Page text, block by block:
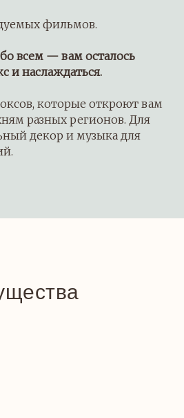
фильмов.
всем — вам осталось
и наслаждаться.
которые откроют вам
разных регионов. Для
декор и музыка для